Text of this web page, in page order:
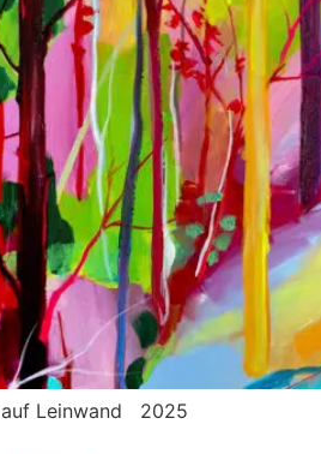
Leinwand 2025